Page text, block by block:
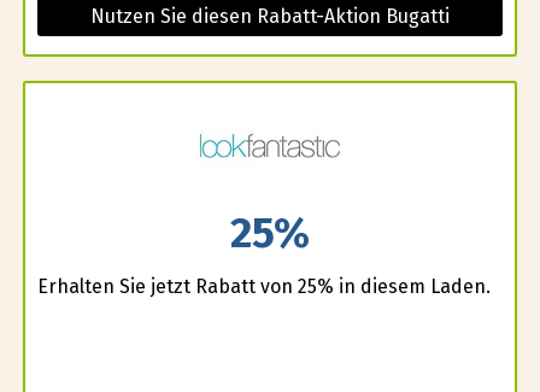
Nutzen Sie diesen Rabatt-Aktion Bugatti
25%
Erhalten Sie jetzt Rabatt von 25% in diesem Laden.